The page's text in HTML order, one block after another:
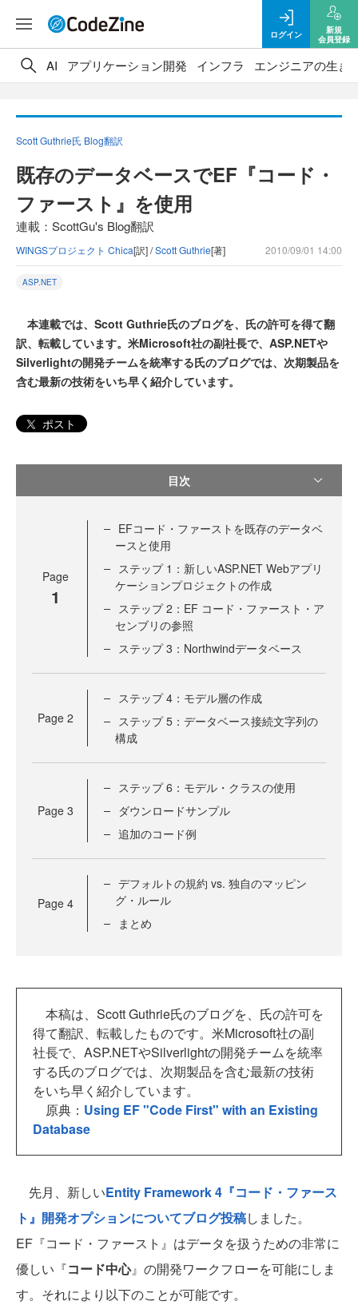
ログイン
新規
会員登録
AI アプリケーション開発 インフラ エンジニアの生き
Scott Guthrie氏 Blog翻訳
既存のデータベースでEF『コード・
ファースト』を使用
連載：ScottGu's Blog翻訳
WINGSプロジェクト Chica[訳] /Scott Guthrie[著] 2010/09/01 14:00
ASP.NET
本連載では、Scott Guthrie氏のブログを、氏の許可を得て翻
訳、転載しています。米Microsoft社の副社長で、ASP.NETや
Silverlightの開発チームを統率する氏のブログでは、次期製品を
含む最新の技術をいち早く紹介しています。
ポスト
目次
Page
1
EFコード・ファーストを既存のデータベ
ースと使用
ステップ 1：新しいASP.NET Webアプリ
ケーションプロジェクトの作成
ステップ 2：EF コード・ファースト・ア
センブリの参照
ステップ 3：Northwindデータベース
Page 2
ステップ 4：モデル層の作成
ステップ 5：データベース接続文字列の
構成
Page 3
ステップ 6：モデル・クラスの使用
ダウンロードサンプル
追加のコード例
Page 4
デフォルトの規約 vs. 独自のマッピン
グ・ルール
まとめ
本稿は、Scott Guthrie氏のブログを、氏の許可を
得て翻訳、転載したものです。米Microsoft社の副
社長で、ASP.NETやSilverlightの開発チームを統率
する氏のブログでは、次期製品を含む最新の技術
をいち早く紹介しています。
原典： Using EF "Code First" with an Existing
Database
先月、新しいEntity Framework 4『コード・ファース
ト』開発オプションについてブログ投稿しました。
EF『コード・ファースト』はデータを扱うための非常に
優しい『コード中心』の開発ワークフローを可能にしま
す。それにより以下のことが可能です。